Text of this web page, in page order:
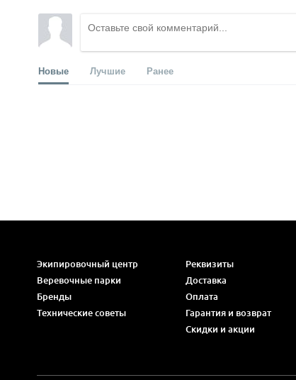
Новые Лучшие Ранее
Экипировочный центр
Веревочные парки
Бренды
Технические советы
Реквизиты
Доставка
Оплата
Гарантия и возврат
Скидки и акции